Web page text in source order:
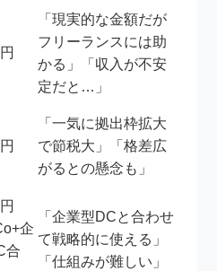
「現実的な金額だが
フリーランスには助
かる」「収入が不安
定だと…」
「一気に拠出枠拡大
で節税大」「格差広
がるとの懸念も」
企
合
「企業型DCと合わせ
て戦略的に使える」
「仕組みが難しい」